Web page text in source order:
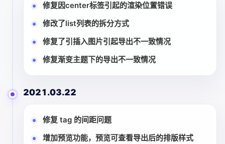
修复因center标签引起的渲染位置错误
修改了list列表的拆分方式
修复了引插入图片引起导出不一致情况
修复渐变主题下的导出不一致情况
2021.03.22
修复 tag 的间距问题
增加预览功能，预览可查看导出后的排版样式